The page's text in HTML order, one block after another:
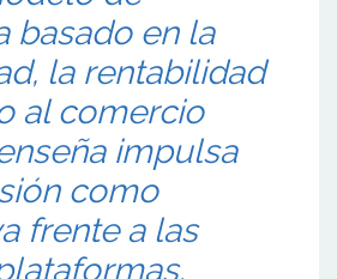
basado en la
la rentabilidad
al comercio
impulsa
como
frente a las